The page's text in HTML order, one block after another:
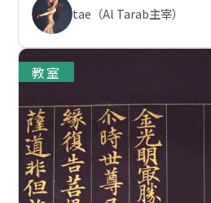
tae（Al Tarab主宰）
教室